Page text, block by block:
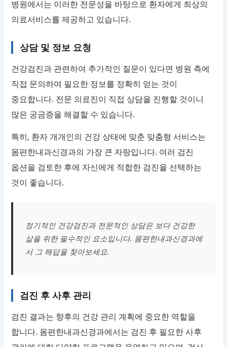
병원에서는 이러한 전문성을 바탕으로 환자에게 최상의
의료서비스를 제공하고 있습니다.
상담 및 정보 요청
건강검진과 관련하여 추가적인 질문이 있다면 병원 측에
직접 문의하여 필요한 정보를 정확히 얻는 것이
중요합니다. 전문 의료진이 직접 상담을 진행할 것이니
많은 궁금증을 해결할 수 있습니다.
특히, 환자 개개인의 건강 상태에 맞춘 맞춤형 서비스는
몸편한내과신경과의 가장 큰 자랑입니다. 여러 검진
옵션을 검토한 후에 자신에게 적합한 검진을 선택하는
것이 좋습니다.
정기적인 건강검진과 전문적인 상담은 보다 건강한
삶을 위한 필수적인 요소입니다. 몸편한내과신경과에
서 그 해답을 찾아보세요.
검진 후 사후 관리
검진 결과는 향후의 건강 관리 계획에 중요한 역할을
합니다. 몸편한내과신경과에서는 검진 후 필요한 사후